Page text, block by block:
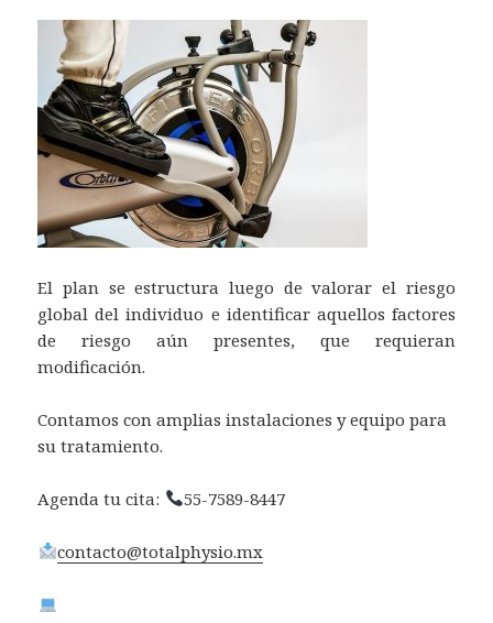
El plan se estructura luego de valorar el riesgo
global del individuo e identificar aquellos factores
de riesgo aún presentes, que requieran
modificación.
Contamos con amplias instalaciones y equipo para
su tratamiento.
Agenda tu cita: 55-7589-8447
contacto@totalphysio.mx